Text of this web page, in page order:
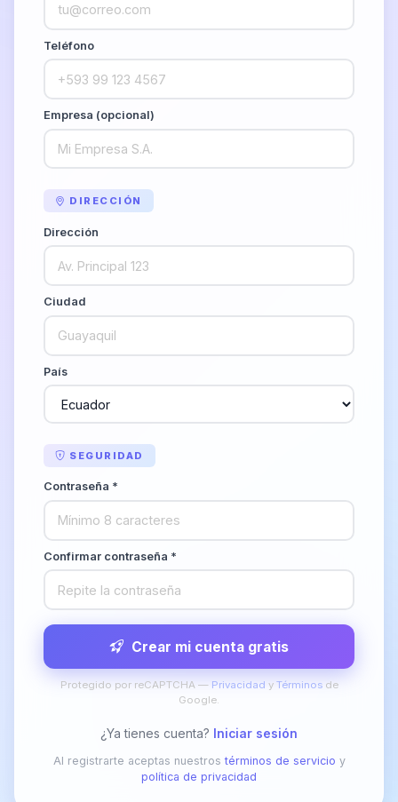
Teléfono
Empresa (opcional)
DIRECCIÓN
Dirección
Ciudad
País
SEGURIDAD
Contraseña *
Confirmar contraseña *
Crear mi cuenta gratis
Protegido por reCAPTCHA — Privacidad y Términosde
Google.
¿Ya tienes cuenta? Iniciar sesión
Al registrarte aceptas nuestrostérminos de servicio y
política de privacidad